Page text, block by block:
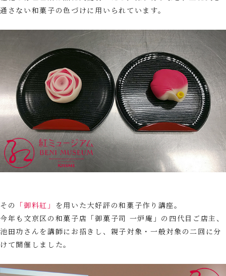
通さない和菓子の色づけに用いられています。
その 「御料紅」
を用いた大好評の和菓子作り講座。
今年も文京区の和菓子店「御菓子司 一炉庵」の四代目ご店主、
池田功さんを講師にお招きし、親子対象・一般対象の二回に分
けて開催しました。